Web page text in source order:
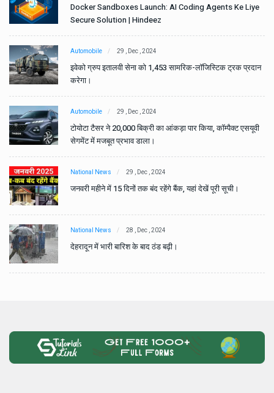
Docker Sandboxes Launch: AI Coding Agents Ke Liye
Secure Solution | Hindeez
Automobile 29 , Dec , 2024
इवेको ग्रुप इतालवी सेना को 1,453 सामरिक-लॉजिस्टिक ट्रक प्रदान
करेगा।
Automobile 29 , Dec , 2024
टोयोटा टैसर ने 20,000 बिक्री का आंकड़ा पार किया, कॉम्पैक्ट एसयूवी
सेगमेंट में मजबूत प्रभाव डाला।
National News 29 , Dec , 2024
जनवरी महीने में 15 दिनों तक बंद रहेंगे बैंक, यहां देखें पूरी सूची।
National News 28 , Dec , 2024
देहरादून में भारी बारिश के बाद ठंड बढ़ी।